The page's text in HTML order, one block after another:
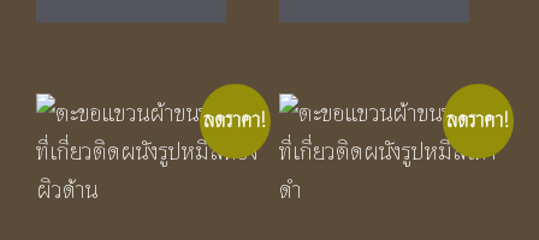
ลดราคา! ลดราคา!